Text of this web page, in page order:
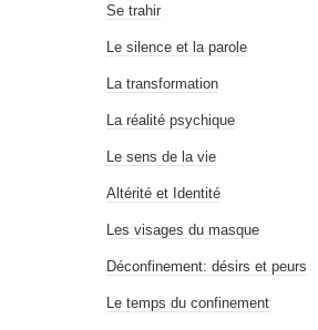
Se trahir
Le silence et la parole
La transformation
La réalité psychique
Le sens de la vie
Altérité et Identité
Les visages du masque
Déconfinement: désirs et peurs
Le temps du confinement